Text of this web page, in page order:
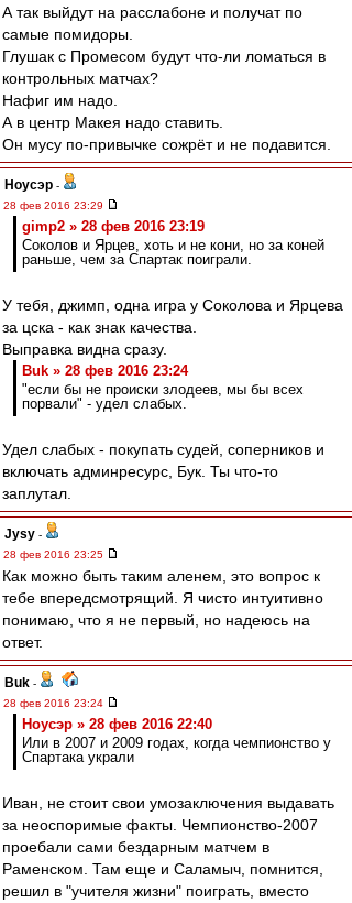
А так выйдут на расслабоне и получат по
самые помидоры.
Глушак с Промесом будут что-ли ломаться в
контрольных матчах?
Нафиг им надо.
А в центр Макея надо ставить.
Он мусу по-привычке сожрёт и не подавится.
Ноусэр -
28 фев 2016 23:29
gimp2 » 28 фев 2016 23:19
Соколов и Ярцев, хоть и не кони, но за коней
раньше, чем за Спартак поиграли.
У тебя, джимп, одна игра у Соколова и Ярцева
за цска - как знак качества.
Выправка видна сразу.
Buk » 28 фев 2016 23:24
"если бы не происки злодеев, мы бы всех
порвали" - удел слабых.
Удел слабых - покупать судей, соперников и
включать админресурс, Бук. Ты что-то
заплутал.
Jysy -
28 фев 2016 23:25
Как можно быть таким аленем, это вопрос к
тебе впередсмотрящий. Я чисто интуитивно
понимаю, что я не первый, но надеюсь на
ответ.
Buk -
28 фев 2016 23:24
Ноусэр » 28 фев 2016 22:40
Или в 2007 и 2009 годах, когда чемпионство у
Спартака украли
Иван, не стоит свои умозаключения выдавать
за неоспоримые факты. Чемпионство-2007
проебали сами бездарным матчем в
Раменском. Там еще и Саламыч, помнится,
решил в "учителя жизни" поиграть, вместо